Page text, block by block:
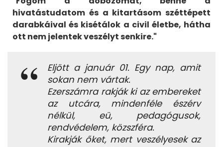
hivatástudatom és a kitartásom széttépett
darabkáival és kisétálok a civil életbe, hátha
ott nem jelentek veszélyt senkire."
Eljött a január 01. Egy nap, amit
sokan nem vártak.
Ezerszámra rakják ki az embereket
az utcára, mindenféle észérv
nélkül, eü, pedagógusok,
rendvédelem, közszféra.
Kirakják őket, mert veszélyesek az